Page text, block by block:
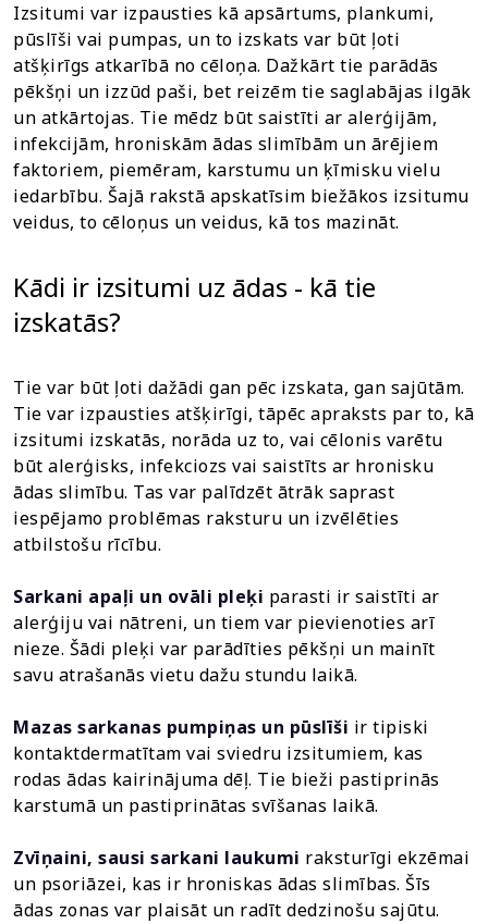
Izsitumi var izpausties kā apsārtums, plankumi,
pūslīši vai pumpas, un to izskats var būt ļoti
atšķirīgs atkarībā no cēloņa. Dažkārt tie parādās
pēkšņi un izzūd paši, bet reizēm tie saglabājas ilgāk
un atkārtojas. Tie mēdz būt saistīti ar alerģijām,
infekcijām, hroniskām ādas slimībām un ārējiem
faktoriem, piemēram, karstumu un ķīmisku vielu
iedarbību. Šajā rakstā apskatīsim biežākos izsitumu
veidus, to cēloņus un veidus, kā tos mazināt.
Kādi ir izsitumi uz ādas - kā tie
izskatās?
Tie var būt ļoti dažādi gan pēc izskata, gan sajūtām.
Tie var izpausties atšķirīgi, tāpēc apraksts par to, kā
izsitumi izskatās, norāda uz to, vai cēlonis varētu
būt alerģisks, infekciozs vai saistīts ar hronisku
ādas slimību. Tas var palīdzēt ātrāk saprast
iespējamo problēmas raksturu un izvēlēties
atbilstošu rīcību.
Sarkani apaļi un ovāli pleķi parasti ir saistīti ar
alerģiju vai nātreni, un tiem var pievienoties arī
nieze. Šādi pleķi var parādīties pēkšņi un mainīt
savu atrašanās vietu dažu stundu laikā.
Mazas sarkanas pumpiņas un pūslīši ir tipiski
kontaktdermatītam vai sviedru izsitumiem, kas
rodas ādas kairinājuma dēļ. Tie bieži pastiprinās
karstumā un pastiprinātas svīšanas laikā.
Zvīņaini, sausi sarkani laukumi raksturīgi ekzēmai
un psoriāzei, kas ir hroniskas ādas slimības. Šīs
ādas zonas var plaisāt un radīt dedzinošu sajūtu.